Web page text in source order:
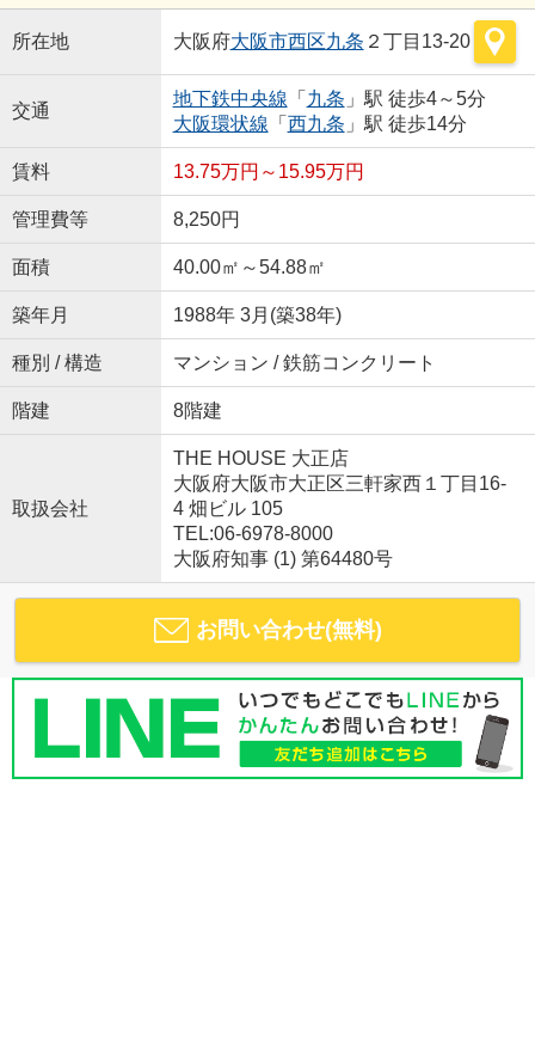
所在地 大阪府大阪市西区九条 ２丁目13-20
交通
地下鉄中央線 「 九条 」駅 徒歩4～5分
大阪環状線 「 西九条 」駅 徒歩14分
賃料 13.75万円～15.95万円
管理費等 8,250円
面積 40.00㎡～54.88㎡
築年月 1988年 3月(築38年)
種別 / 構造 マンション / 鉄筋コンクリート
階建 8階建
取扱会社
THE HOUSE 大正店
大阪府大阪市大正区三軒家西１丁目16-
4 畑ビル 105
TEL:06-6978-8000
大阪府知事 (1) 第64480号
お問い合わせ(無料)